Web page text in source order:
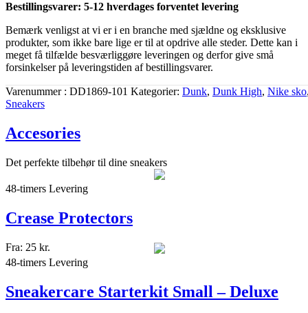
Bestillingsvarer: 5-12 hverdages forventet levering
Bemærk venligst at vi er i en branche med sjældne og eksklusive
produkter, som ikke bare lige er til at opdrive alle steder. Dette kan i
meget få tilfælde besværliggøre leveringen og derfor give små
forsinkelser på leveringstiden af bestillingsvarer.
Varenummer DD1869-101 Kategorier Dunk, Dunk High, Nike sko
Sneakers
Accesories
Det perfekte tilbehør til dine sneakers
48-timers Levering
Crease Protectors
Fra: 25 kr.
48-timers Levering
Sneakercare Starterkit Small – Deluxe